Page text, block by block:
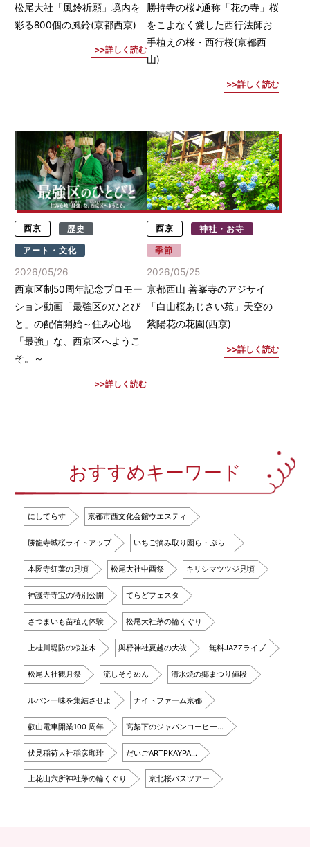
松尾大社「風鈴祈願」境内を
彩る800個の風鈴(京都西京)
詳しく読む
勝持寺の桜♪通称「花の寺」桜
をこよなく愛した西行法師お
手植えの桜・西行桜(京都西
山)
詳しく読む
西京 歴史
アート・文化
2026/05/26
西京区制50周年記念プロモー
ション動画「最強区のひとび
と」の配信開始～住み心地
「最強」な、西京区へようこ
そ。～
詳しく読む
西京 神社・お寺
季節
2026/05/25
京都西山 善峯寺のアジサイ
「白山桜あじさい苑」天空の
紫陽花の花園(西京)
詳しく読む
おすすめキーワード
にしてらす 京都市西文化会館ウエスティ
勝龍寺城桜ライトアップ いちご摘み取り園ら・ぷら…
本圀寺紅葉の見頃 松尾大社中酉祭 キリシマツツジ見頃
神護寺寺宝の特別公開 てらどフェスタ
さつまいも苗植え体験 松尾大社茅の輪くぐり
上桂川堤防の桜並木 與杼神社夏越の大祓 無料JAZZライブ
松尾大社観月祭 流しそうめん 清水焼の郷まつり値段
ルパン一味を集結させよ ナイトファーム京都
叡山電車開業100 周年 高架下のジャパンコーヒー…
伏見稲荷大社稲彦珈琲 だいごARTPKAYPA…
上花山六所神社茅の輪くぐり 京北桜バスツアー